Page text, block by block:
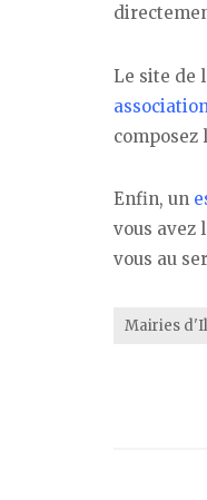
Le site de
composez
Enfin, un
vous avez
vous au
Mairies